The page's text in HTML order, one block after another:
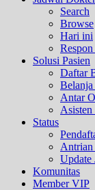
Search
Browse
Hari ini
Solusi Pasien
Daftar
Antar
Status
Antrian
Update
Komunitas
Member VIP